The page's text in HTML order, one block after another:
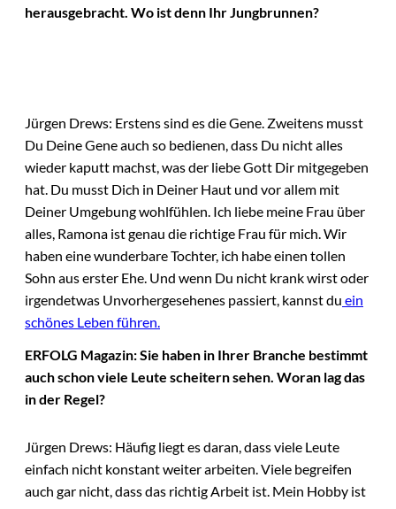
herausgebracht. Wo ist denn Ihr Jungbrunnen?
Jürgen Drews: Erstens sind es die Gene. Zweitens musst
Du Deine Gene auch so bedienen, dass Du nicht alles
wieder kaputt machst, was der liebe Gott Dir mitgegeben
hat. Du musst Dich in Deiner Haut und vor allem mit
Deiner Umgebung wohlfühlen. Ich liebe meine Frau über
alles, Ramona ist genau die richtige Frau für mich. Wir
haben eine wunderbare Tochter, ich habe einen tollen
Sohn aus erster Ehe. Und wenn Du nicht krank wirst oder
irgendetwas Unvorhergesehenes passiert, kannst du ein
schönes Leben führen.
ERFOLG Magazin: Sie haben in Ihrer Branche bestimmt
auch schon viele Leute scheitern sehen. Woran lag das
in der Regel?
Jürgen Drews: Häufig liegt es daran, dass viele Leute
einfach nicht konstant weiter arbeiten. Viele begreifen
auch gar nicht, dass das richtig Arbeit ist. Mein Hobby ist